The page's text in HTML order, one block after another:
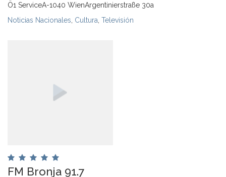
Ö1 ServiceA-1040 WienArgentinierstraße 30a
Noticias Nacionales Cultura Televisión
FM Bronja 91.7